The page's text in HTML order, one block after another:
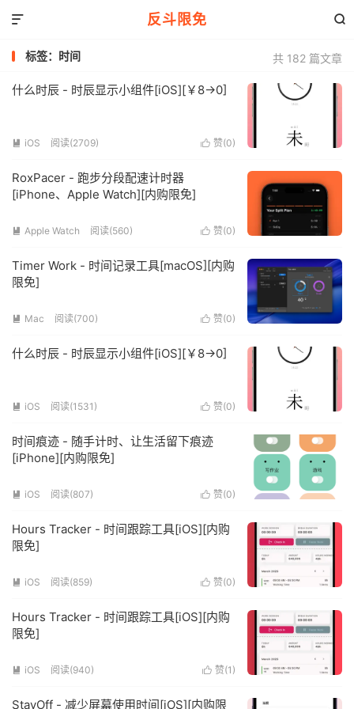
反斗限免 

共 182 篇文章
标签：时间
什么时辰 - 时辰显示小组件[iOS][￥8→0]
 赞(0)
 iOS 阅读(2709)
RoxPacer - 跑步分段配速计时器
[iPhone、Apple Watch][内购限免]
 赞(0)
 Apple Watch 阅读(560)
Timer Work - 时间记录工具[macOS][内购
限免]
 赞(0)
 Mac 阅读(700)
什么时辰 - 时辰显示小组件[iOS][￥8→0]
 赞(0)
 iOS 阅读(1531)
时间痕迹 - 随手计时、让生活留下痕迹
[iPhone][内购限免]
 赞(0)
 iOS 阅读(807)
Hours Tracker - 时间跟踪工具[iOS][内购
限免]
 赞(0)
 iOS 阅读(859)
Hours Tracker - 时间跟踪工具[iOS][内购
限免]
 赞(1 )
 iOS 阅读(940)
StayOff - 减少屏幕使用时间[iOS][内购限